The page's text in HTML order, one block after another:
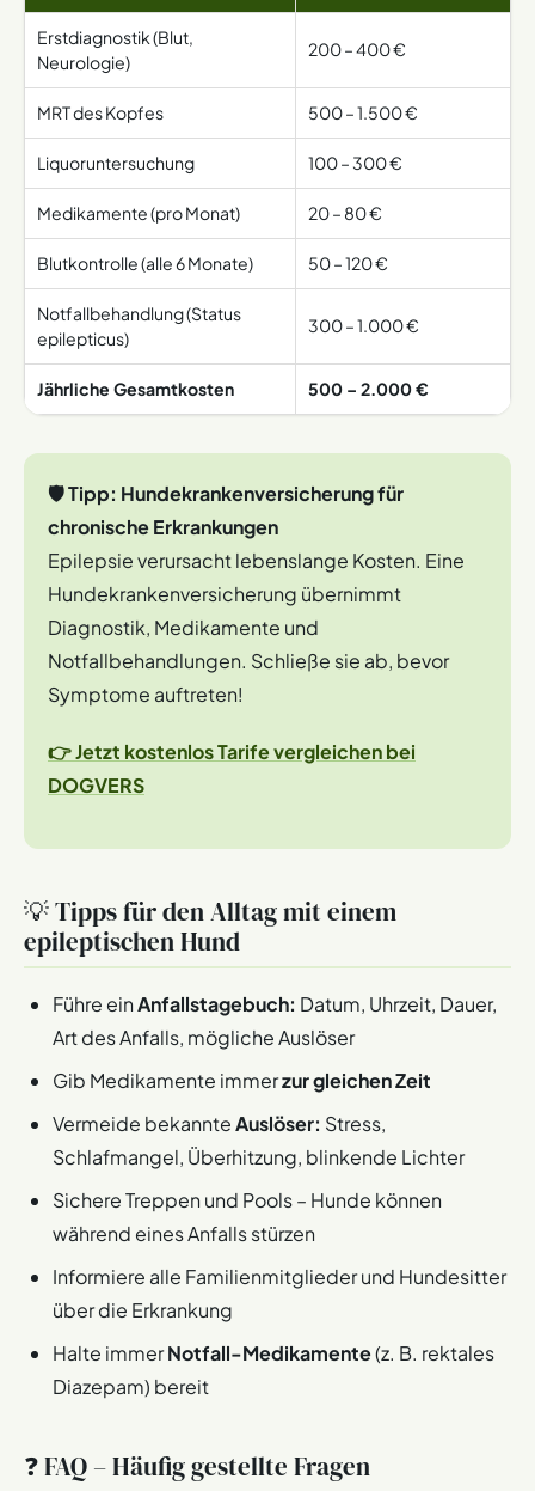
Erstdiagnostik (Blut,
Neurologie)
200 – 400 €
MRT des Kopfes 500 – 1.500 €
Liquoruntersuchung 100 – 300 €
Medikamente (pro Monat) 20 – 80 €
Blutkontrolle (alle 6 Monate) 50 – 120 €
Notfallbehandlung (Status
epilepticus)
300 – 1.000 €
Jährliche Gesamtkosten 500 – 2.000 €
🛡️ Tipp: Hundekrankenversicherung für
chronische Erkrankungen
Epilepsie verursacht lebenslange Kosten. Eine
Hundekrankenversicherung übernimmt
Diagnostik, Medikamente und
Notfallbehandlungen. Schließe sie ab, bevor
Symptome auftreten!
👉 Jetzt kostenlos Tarife vergleichen bei
DOGVERS
💡 Tipps für den Alltag mit einem
epileptischen Hund
Führe einAnfallstagebuch: Datum, Uhrzeit, Dauer,
Art des Anfalls, mögliche Auslöser
Gib Medikamente immerzur gleichen Zeit
Vermeide bekannteAuslöser: Stress,
Schlafmangel, Überhitzung, blinkende Lichter
Sichere Treppen und Pools – Hunde können
während eines Anfalls stürzen
Informiere alle Familienmitglieder und Hundesitter
über die Erkrankung
Halte immerNotfall-Medikamente(z. B. rektales
Diazepam) bereit
❓ FAQ – Häufig gestellte Fragen